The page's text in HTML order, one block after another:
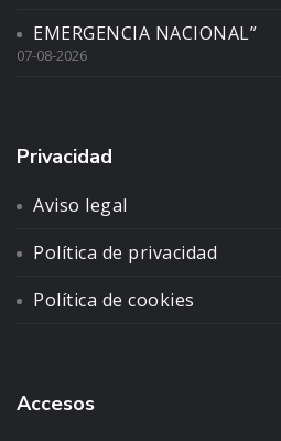
EMERGENCIA NACIONAL”
07-08-2026
Privacidad
Aviso legal
Política de privacidad
Política de cookies
Accesos